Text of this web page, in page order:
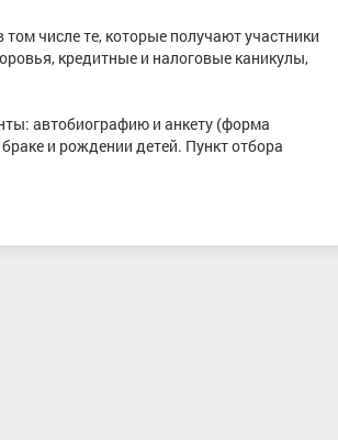
числе те, которые получают участники
кредитные и налоговые каникулы,
автобиографию и анкету (форма
и рождении детей. Пункт отбора